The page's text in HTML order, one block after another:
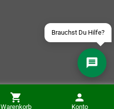
Warenkorb Konto
Brauchst Du Hilfe?
Schick uns eine eMail